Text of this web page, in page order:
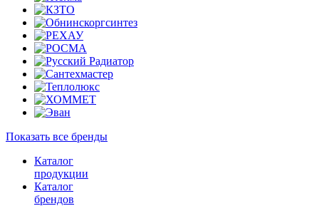
Показать все бренды
Каталог
продукции
Каталог
брендов